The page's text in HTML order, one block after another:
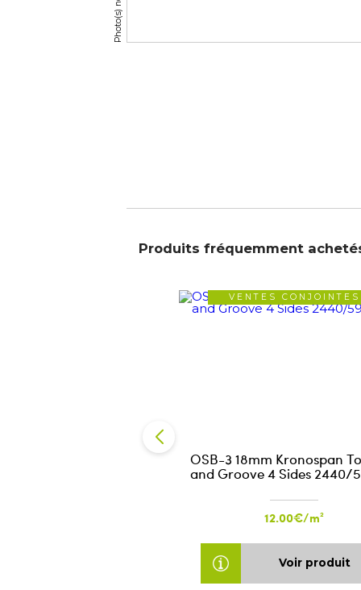
Produits fréquemment
VENTES CONJOINTES
OSB-3 18mm Kronospan
and Groove 4 Sides 2440/
12.00€/m²
Voir produit